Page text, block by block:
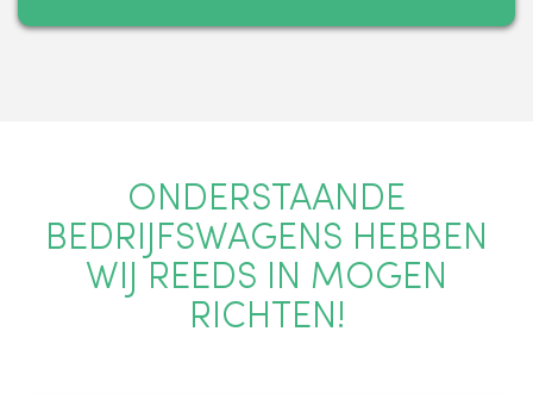
ONDERSTAANDE
BEDRIJFSWAGENS HEBBEN
WIJ REEDS IN MOGEN
RICHTEN!